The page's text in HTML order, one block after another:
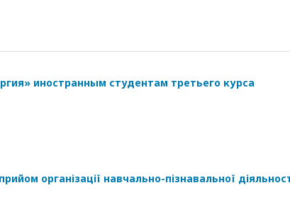
иностранным студентам третьего курса
організації навчально-пізнавальної